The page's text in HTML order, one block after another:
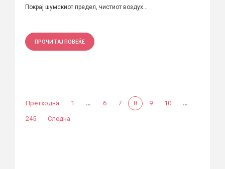
Покрај шумскиот предел, чистиот воздух...
ПРОЧИТАЈ ПОВЕЌЕ
Претходна 1 … 6 7 8 9 10 …
245 Следна